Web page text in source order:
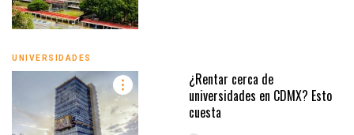
UNIVERSIDADES
¿Rentar cerca de
universidades en CDMX? Esto
cuesta